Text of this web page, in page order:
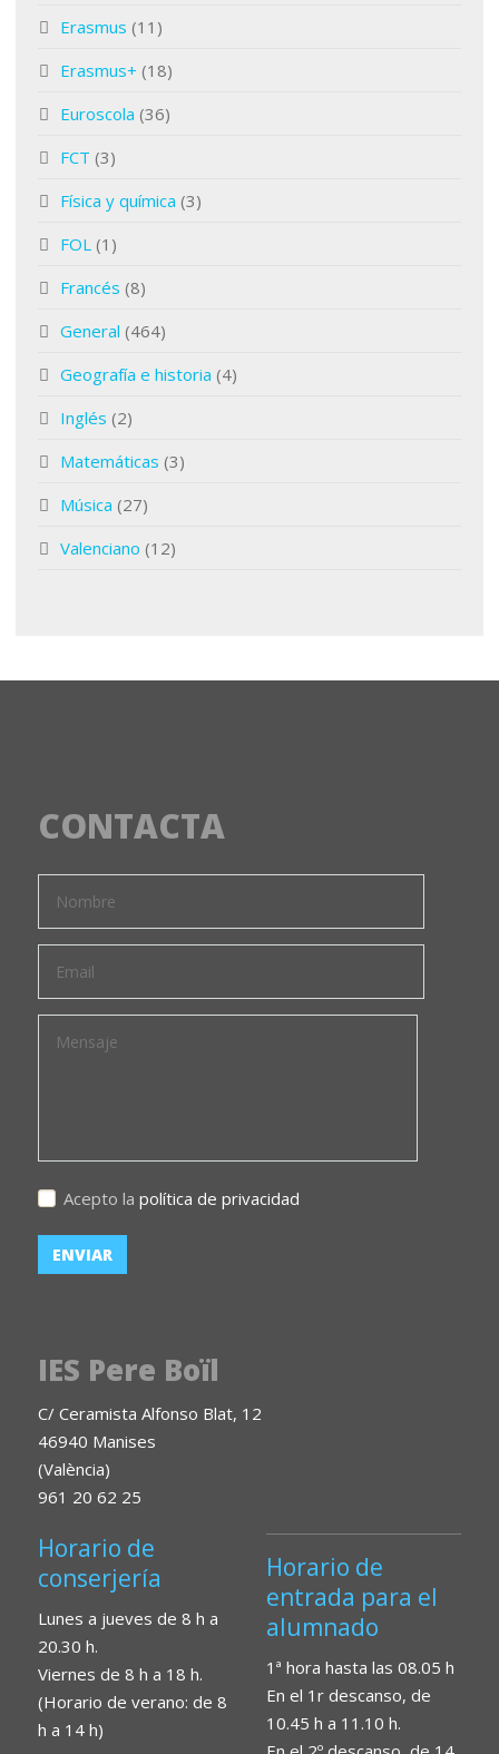
Erasmus (11)
Erasmus+ (18)
Euroscola (36)
FCT (3)
Física y química (3)
FOL (1)
Francés (8)
General (464)
Geografía e historia (4)
Inglés (2)
Matemáticas (3)
Música (27)
Valenciano (12)
CONTACTA
Acepto la política de privacidad
IES Pere Boïl
C/ Ceramista Alfonso Blat, 12
46940 Manises
(València)
961 20 62 25
Horario de
conserjería
Lunes a jueves de 8 h a
20.30 h.
Viernes de 8 h a 18 h.
(Horario de verano: de 8
h a 14 h)
Horario de
entrada para el
alumnado
1ª hora hasta las 08.05 h
En el 1r descanso, de
10.45 h a 11.10 h.